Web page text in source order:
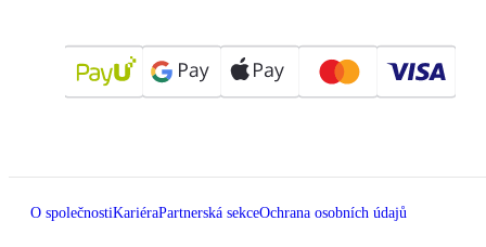
O společnostiKariéraPartnerská sekceOchrana osobních údajů